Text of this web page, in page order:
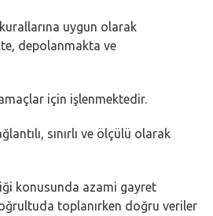
uygun olarak
depolanmakta ve
için işlenmektedir.
sınırlı ve ölçülü olarak
konusunda azami gayret
toplanırken doğru veriler